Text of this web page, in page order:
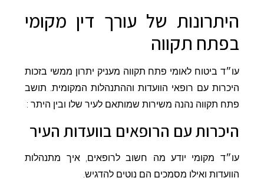
היתרונות של עורך דין מקומי
בפתח תקווה
עו״ד ביטוח לאומי פתח תקווה מעניק יתרון ממשי בזכות
היכרות עם רופאי הוועדות וההתנהלות המקומית. תושב
פתח תקווה נהנה משירות שמותאם לעיר שלו ובין היתר :
היכרות עם הרופאים בוועדות העיר
עו״ד מקומי יודע מה חשוב לרופאים, איך מתנהלות
הוועדות ואילו מסמכים הם נוטים להדגיש.